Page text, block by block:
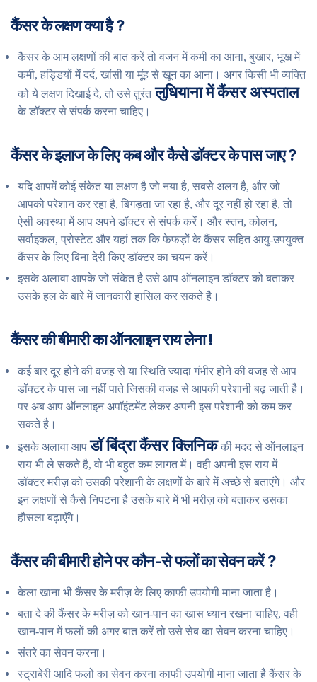
कैंसर के लक्षण क्या है ?
कैंसर के आम लक्षणों की बात करें तो वजन में कमी का आना, बुखार, भूख में
कमी, हड्डियों में दर्द, खांसी या मूंह से खून का आना। अगर किसी भी व्यक्ति
को ये लक्षण दिखाई दे, तो उसे तुरंतलुधियाना में कैंसर अस्पताल
के डॉक्टर से संपर्क करना चाहिए।
कैंसर के इलाज के लिए कब और कैसे डॉक्टर के पास जाए ?
यदि आपमें कोई संकेत या लक्षण है जो नया है, सबसे अलग है, और जो
आपको परेशान कर रहा है, बिगड़ता जा रहा है, और दूर नहीं हो रहा है, तो
ऐसी अवस्था में आप अपने डॉक्टर से संपर्क करें। और स्तन, कोलन,
सर्वाइकल, प्रोस्टेट और यहां तक ​​कि फेफड़ों के कैंसर सहित आयु-उपयुक्त
कैंसर के लिए बिना देरी किए डॉक्टर का चयन करें।
इसके अलावा आपके जो संकेत है उसे आप ऑनलाइन डॉक्टर को बताकर
उसके हल के बारे में जानकारी हासिल कर सकते है।
कैंसर की बीमारी का ऑनलाइन राय लेना !
कई बार दूर होने की वजह से या स्थिति ज्यादा गंभीर होने की वजह से आप
डॉक्टर के पास जा नहीं पाते जिसकी वजह से आपकी परेशानी बढ़ जाती है।
पर अब आप ऑनलाइन अपॉइंटमेंट लेकर अपनी इस परेशानी को कम कर
सकते है।
इसके अलावा आपडॉ बिंद्रा कैंसर क्लिनिककी मदद से ऑनलाइन
राय भी ले सकते है, वो भी बहुत कम लागत में। वही अपनी इस राय में
डॉक्टर मरीज़ को उसकी परेशानी के लक्षणों के बारे में अच्छे से बताएंगे। और
इन लक्षणों से कैसे निपटना है उसके बारे में भी मरीज़ को बताकर उसका
हौसला बढ़ाएँगे।
कैंसर की बीमारी होने पर कौन-से फलों का सेवन करें ?
केला खाना भी कैंसर के मरीज़ के लिए काफी उपयोगी माना जाता है।
बता दे की कैंसर के मरीज़ को खान-पान का खास ध्यान रखना चाहिए, वही
खान-पान में फलों की अगर बात करें तो उसे सेब का सेवन करना चाहिए।
संतरे का सेवन करना।
स्ट्राबेरी आदि फलों का सेवन करना काफी उपयोगी माना जाता है कैंसर के